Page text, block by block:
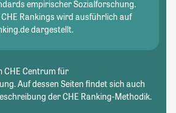
empirischer Sozialforschung.
Rankings wird ausführlich auf
dargestellt.
CHE Centrum für
Auf dessen Seiten findet sich auch
der CHE Ranking-Methodik.